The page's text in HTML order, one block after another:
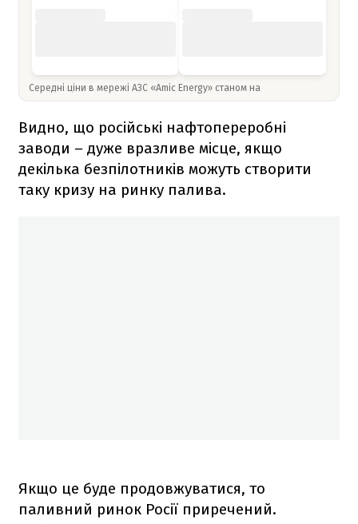
Середні ціни в мережі АЗС «Amic Energy» станом на
Видно, що російські нафтопереробні
заводи – дуже вразливе місце, якщо
декілька безпілотників можуть створити
таку кризу на ринку палива.
Якщо це буде продовжуватися, то
паливний ринок Росії приречений.